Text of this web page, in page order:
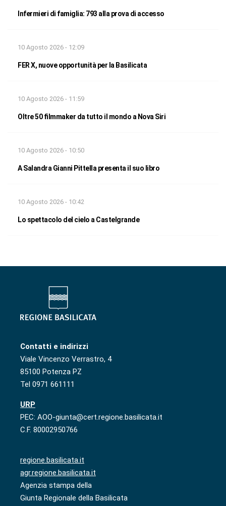
Infermieri di famiglia: 793 alla prova di accesso
10 Agosto 2026 - 12:09
FER X, nuove opportunità per la Basilicata
10 Agosto 2026 - 11:59
Oltre 50 filmmaker da tutto il mondo a Nova Siri
10 Agosto 2026 - 10:50
A Salandra Gianni Pittella presenta il suo libro
10 Agosto 2026 - 10:42
Lo spettacolo del cielo a Castelgrande
Contatti e indirizzi
Viale Vincenzo Verrastro, 4
85100 Potenza PZ
Tel 0971 661111
URP
PEC: AOO-giunta@cert.regione.basilicata.it
C.F. 80002950766
regione.basilicata.it
agr.regione.basilicata.it
Agenzia stampa della
Giunta Regionale della Basilicata